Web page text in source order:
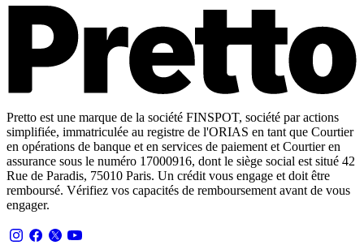
Pretto est une marque de la société FINSPOT, société par actions
simplifiée, immatriculée au registre de l'ORIAS en tant que Courtier
en opérations de banque et en services de paiement et Courtier en
assurance sous le numéro 17000916, dont le siège social est situé 42
Rue de Paradis, 75010 Paris. Un crédit vous engage et doit être
remboursé. Vérifiez vos capacités de remboursement avant de vous
engager.